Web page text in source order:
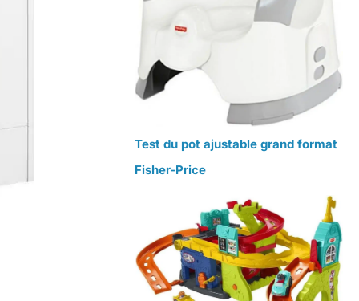
Test du pot ajustable grand format
Fisher-Price